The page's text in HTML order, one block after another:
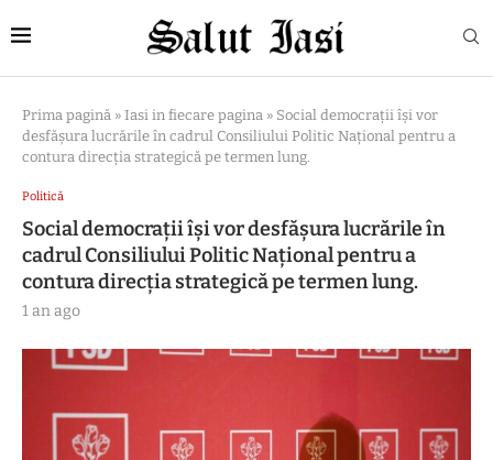
Prima pagină » Iasi in fiecare pagina » Social democraţii îşi vor
desfăşura lucrările în cadrul Consiliului Politic Naţional pentru a
contura direcţia strategică pe termen lung.
Politică
Social democraţii îşi vor desfăşura lucrările în
cadrul Consiliului Politic Naţional pentru a
contura direcţia strategică pe termen lung.
1 an ago